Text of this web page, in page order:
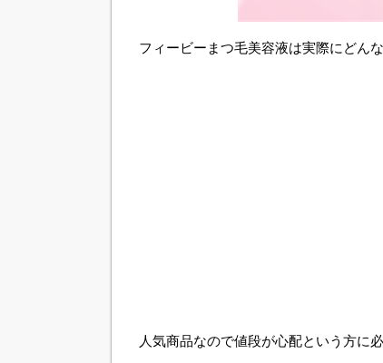
フィービーまつ毛美容液は実際にどん
人気商品なので値段が心配という方に